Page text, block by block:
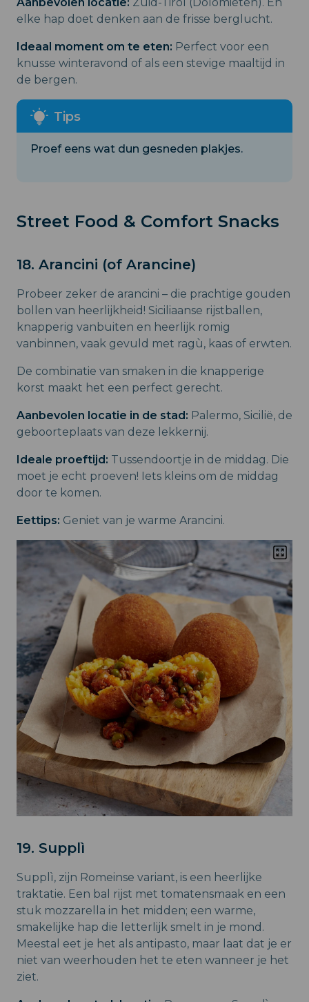
elke hap doet denken aan de frisse berglucht.
Ideaal moment om te eten: Perfect voor een
knusse winteravond of als een stevige maaltijd in
de bergen.
Proef eens wat dun gesneden plakjes.
Street Food & Comfort Snacks
18. Arancini (of Arancine)
Probeer zeker de arancini – die prachtige gouden
bollen van heerlijkheid! Siciliaanse rijstballen,
knapperig vanbuiten en heerlijk romig
vanbinnen, vaak gevuld met ragù, kaas of erwten.
De combinatie van smaken in die knapperige
korst maakt het een perfect gerecht.
Aanbevolen locatie in de stad: Palermo, Sicilië, de
geboorteplaats van deze lekkernij.
Ideale proeftijd: Tussendoortje in de middag. Die
moet je echt proeven! Iets kleins om de middag
door te komen.
Eettips: Geniet van je warme Arancini.
19. Supplì
Supplì, zijn Romeinse variant, is een heerlijke
traktatie. Een bal rijst met tomatensmaak en een
stuk mozzarella in het midden; een warme,
smakelijke hap die letterlijk smelt in je mond.
Meestal eet je het als antipasto, maar laat dat je er
niet van weerhouden het te eten wanneer je het
ziet.